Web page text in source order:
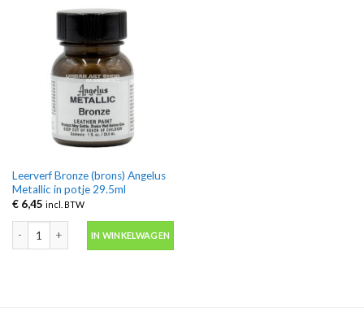
Leerverf Bronze (brons) Angelus
Metallic in potje 29.5ml
€6,45 incl. BTW
IN WINKELWAGEN